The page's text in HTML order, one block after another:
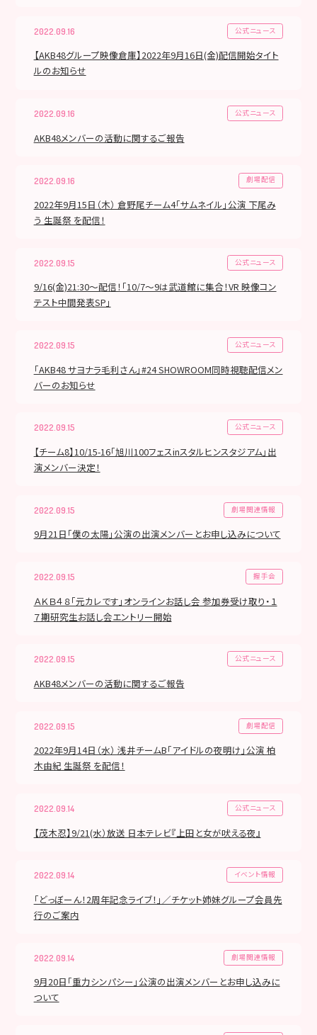
2022.09.16 公式ニュース
【AKB48グループ映像倉庫】2022年9月16日(金)配信開始タイト
ルのお知らせ
2022.09.16 公式ニュース
AKB48メンバーの活動に関するご報告
2022.09.16 劇場配信
2022年9月15日（木） 倉野尾チーム4「サムネイル」公演 下尾み
う 生誕祭 を配信！
2022.09.15 公式ニュース
9/16(金)21:30〜配信！「10/7〜9は武道館に集合！VR 映像コン
テスト中間発表SP」
2022.09.15 公式ニュース
「AKB48 サヨナラ毛利さん」#24 SHOWROOM同時視聴配信メン
バーのお知らせ
2022.09.15 公式ニュース
【チーム8】10/15-16「旭川100フェスinスタルヒンスタジアム」出
演メンバー決定！
2022.09.15 劇場関連情報
9月21日「僕の太陽」公演の出演メンバーとお申し込みについて
2022.09.15 握手会
ＡＫＢ４８「元カレです」オンラインお話し会 参加券受け取り・１
７期研究生お話し会エントリー開始
2022.09.15 公式ニュース
AKB48メンバーの活動に関するご報告
2022.09.15 劇場配信
2022年9月14日（水） 浅井チームB「アイドルの夜明け」公演 柏
木由紀 生誕祭 を配信！
2022.09.14 公式ニュース
【茂木忍】9/21(水）放送 日本テレビ『上田と女が吠える夜』
2022.09.14 イベント情報
「どっぼーん！2周年記念ライブ！」／チケット姉妹グループ会員先
行のご案内
2022.09.14 劇場関連情報
9月20日「重力シンパシー」公演の出演メンバーとお申し込みに
ついて